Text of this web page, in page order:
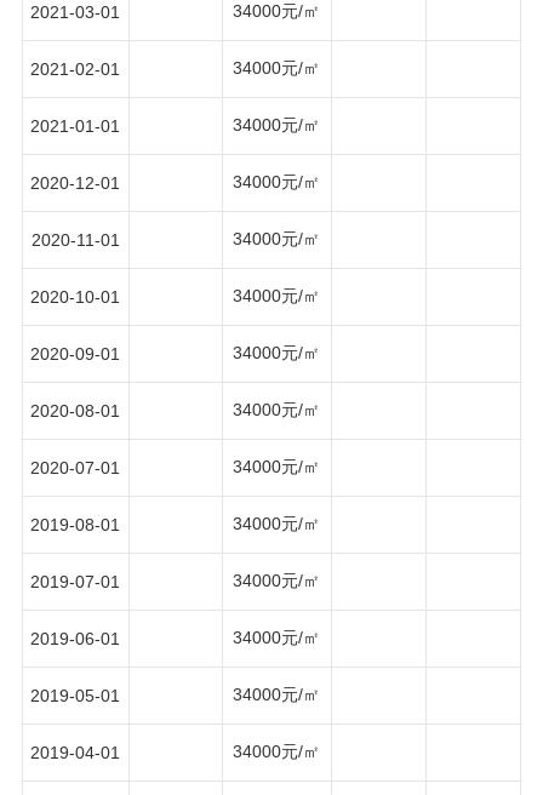
2021-03-01 34000元/㎡
2021-02-01 34000元/㎡
2021-01-01 34000元/㎡
2020-12-01 34000元/㎡
2020-11-01 34000元/㎡
2020-10-01 34000元/㎡
2020-09-01 34000元/㎡
2020-08-01 34000元/㎡
2020-07-01 34000元/㎡
2019-08-01 34000元/㎡
2019-07-01 34000元/㎡
2019-06-01 34000元/㎡
2019-05-01 34000元/㎡
2019-04-01 34000元/㎡